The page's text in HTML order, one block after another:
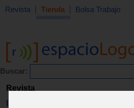
Revista Tienda Bolsa Trabajo
Buscar:
Revista
Libros